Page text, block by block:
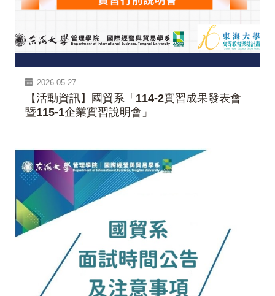
2026-05-27
【活動資訊】國貿系「114-2實習成果發表會
暨115-1企業實習說明會」